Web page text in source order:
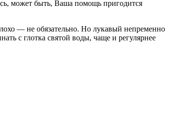
может быть, Ваша помощь пригодится
— не обязательно. Но лукавый непременно
с глотка святой воды, чаще и регулярнее